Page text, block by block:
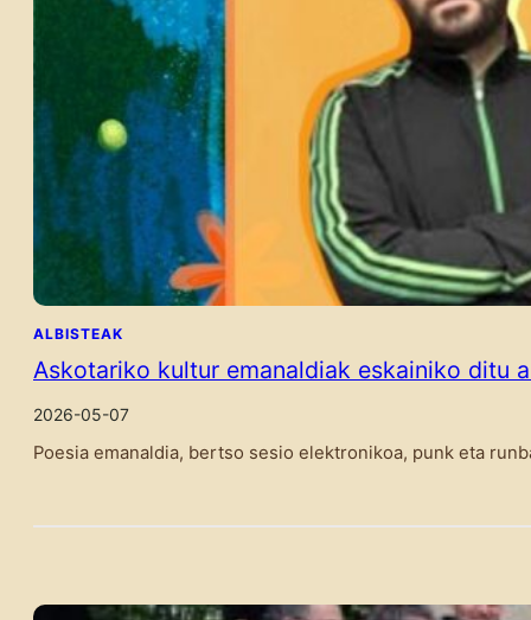
ALBISTEAK
Askotariko kultur emanaldiak eskainiko ditu
2026-05-07
Poesia emanaldia, bertso sesio elektronikoa, punk eta